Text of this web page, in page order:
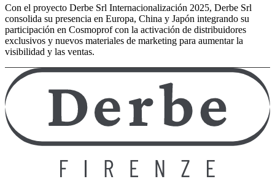
Con el proyecto Derbe Srl Internacionalización 2025, Derbe Srl
consolida su presencia en Europa, China y Japón integrando su
participación en Cosmoprof con la activación de distribuidores
exclusivos y nuevos materiales de marketing para aumentar la
visibilidad y las ventas.